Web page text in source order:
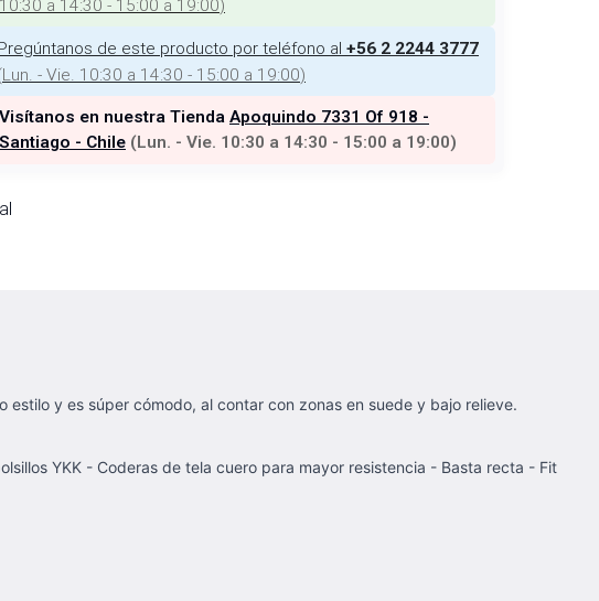
10:30 a 14:30 - 15:00 a 19:00)
de este producto por teléfono al +56 2 2244 3777
Lun. - Vie. 10:30 a 14:30 - 15:00 a 19:00)
Visítanos en nuestra Tienda Apoquindo 7331 Of 918 -
Santiago - Chile (Lun. - Vie. 10:30 a 14:30 - 15:00 a 19:00)
y es súper cómodo, al contar con zonas en suede y bajo relieve.
YKK - Coderas de tela cuero para mayor resistencia - Basta recta - Fit